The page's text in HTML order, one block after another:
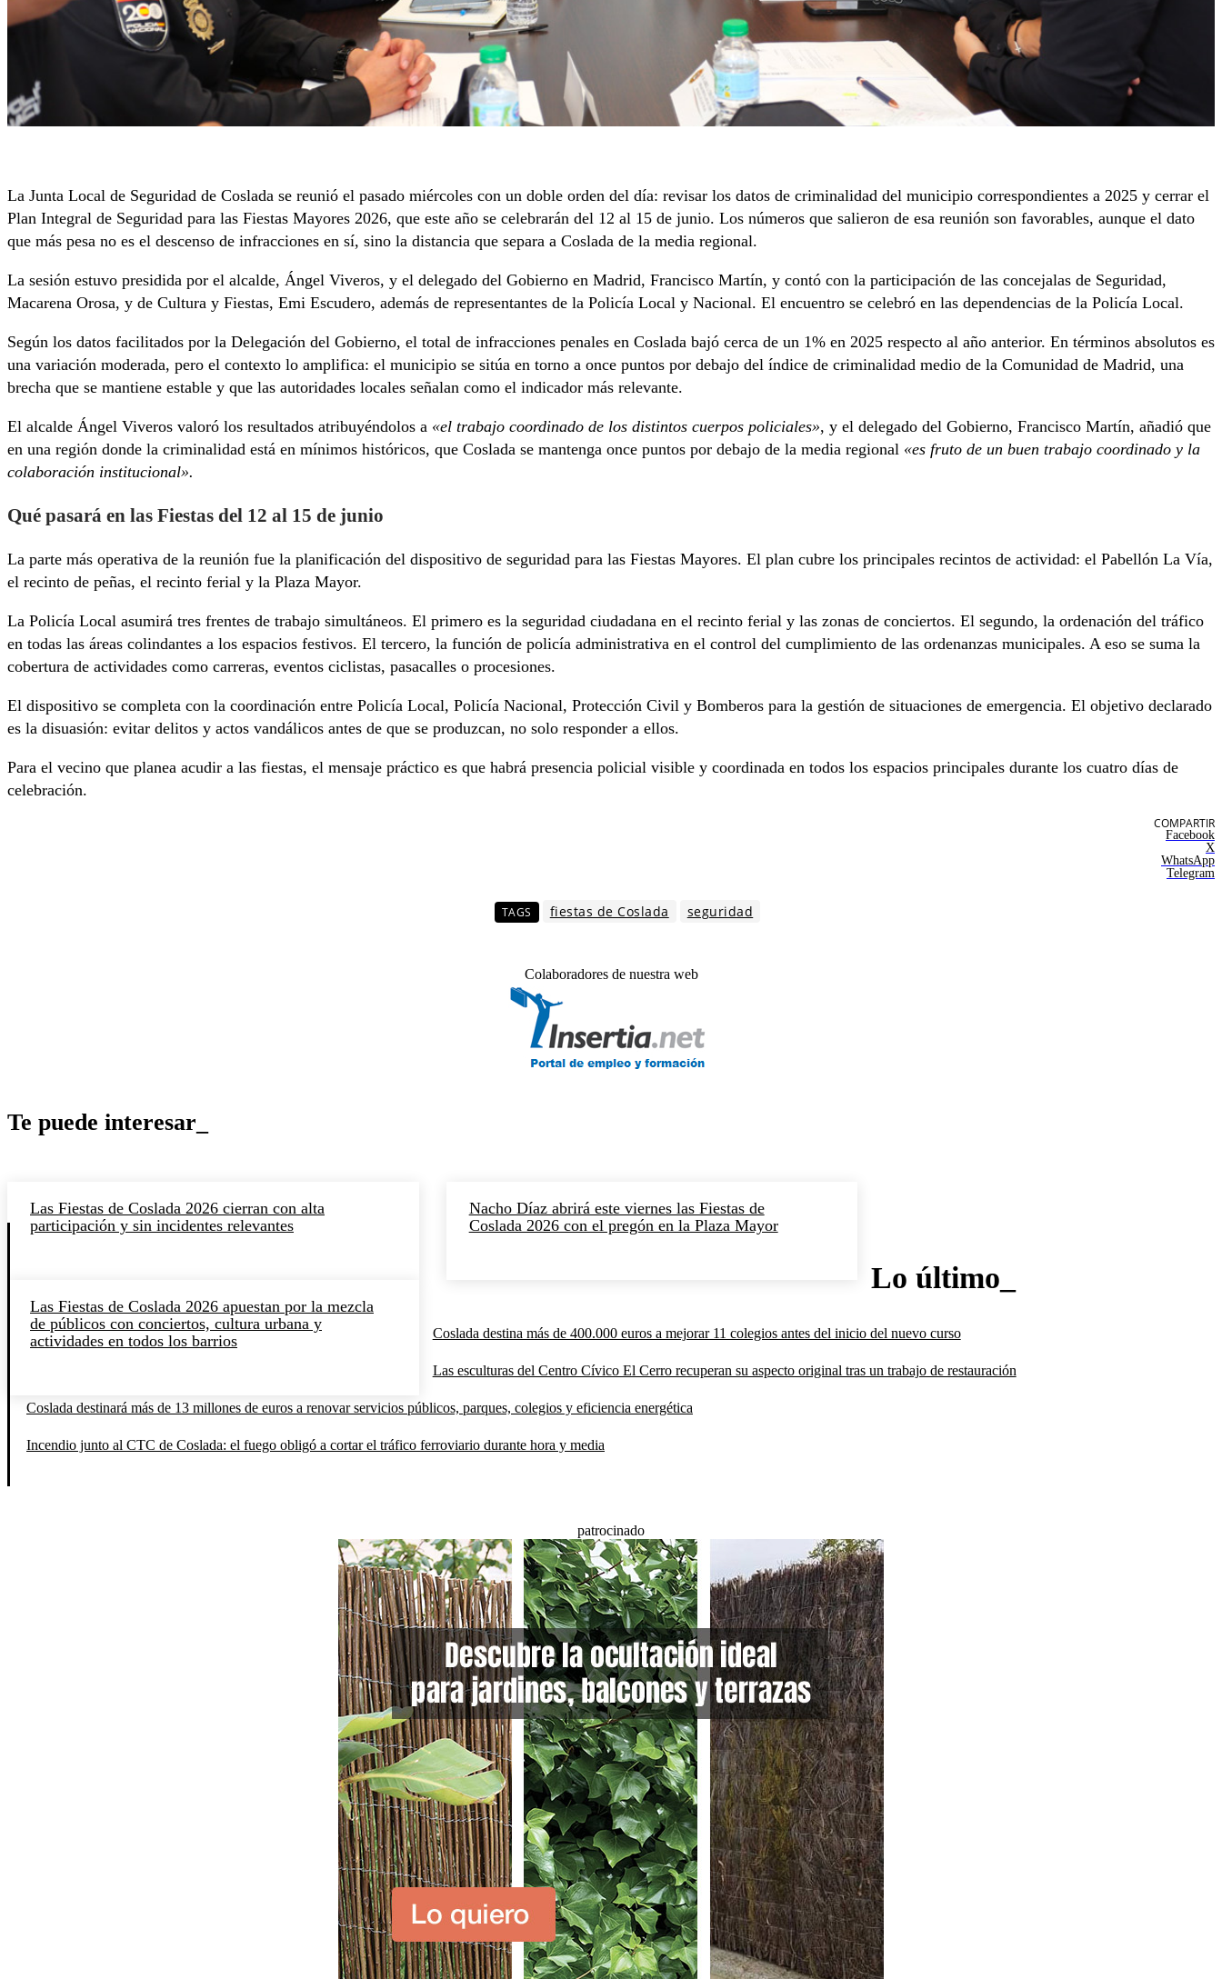
La Junta Local de Seguridad de Coslada se reunió el pasado miércoles con un doble orden del día: revisar los datos de criminalidad del municipio correspondientes a 2025 y cerrar el
Plan Integral de Seguridad para las Fiestas Mayores 2026, que este año se celebrarán del 12 al 15 de junio. Los números que salieron de esa reunión son favorables, aunque el dato
que más pesa no es el descenso de infracciones en sí, sino la distancia que separa a Coslada de la media regional.
La sesión estuvo presidida por el alcalde, Ángel Viveros, y el delegado del Gobierno en Madrid, Francisco Martín, y contó con la participación de las concejalas de Seguridad,
Macarena Orosa, y de Cultura y Fiestas, Emi Escudero, además de representantes de la Policía Local y Nacional. El encuentro se celebró en las dependencias de la Policía Local.
Según los datos facilitados por la Delegación del Gobierno, el total de infracciones penales en Coslada bajó cerca de un 1% en 2025 respecto al año anterior. En términos absolutos es
una variación moderada, pero el contexto lo amplifica: el municipio se sitúa en torno a once puntos por debajo del índice de criminalidad medio de la Comunidad de Madrid, una
brecha que se mantiene estable y que las autoridades locales señalan como el indicador más relevante.
El alcalde Ángel Viveros valoró los resultados atribuyéndolos a «el trabajo coordinado de los distintos cuerpos policiales», y el delegado del Gobierno, Francisco Martín, añadió que
en una región donde la criminalidad está en mínimos históricos, que Coslada se mantenga once puntos por debajo de la media regional «es fruto de un buen trabajo coordinado y la
colaboración institucional».
Qué pasará en las Fiestas del 12 al 15 de junio
La parte más operativa de la reunión fue la planificación del dispositivo de seguridad para las Fiestas Mayores. El plan cubre los principales recintos de actividad: el Pabellón La Vía,
el recinto de peñas, el recinto ferial y la Plaza Mayor.
La Policía Local asumirá tres frentes de trabajo simultáneos. El primero es la seguridad ciudadana en el recinto ferial y las zonas de conciertos. El segundo, la ordenación del tráfico
en todas las áreas colindantes a los espacios festivos. El tercero, la función de policía administrativa en el control del cumplimiento de las ordenanzas municipales. A eso se suma la
cobertura de actividades como carreras, eventos ciclistas, pasacalles o procesiones.
El dispositivo se completa con la coordinación entre Policía Local, Policía Nacional, Protección Civil y Bomberos para la gestión de situaciones de emergencia. El objetivo declarado
es la disuasión: evitar delitos y actos vandálicos antes de que se produzcan, no solo responder a ellos.
Para el vecino que planea acudir a las fiestas, el mensaje práctico es que habrá presencia policial visible y coordinada en todos los espacios principales durante los cuatro días de
celebración.
COMPARTIR
Facebook
X
WhatsApp
Telegram
TAGS fiestas de Coslada seguridad
Colaboradores de nuestra web
Te puede interesar_
Las Fiestas de Coslada 2026 cierran con alta
participación y sin incidentes relevantes
Nacho Díaz abrirá este viernes las Fiestas de
Coslada 2026 con el pregón en la Plaza Mayor
Las Fiestas de Coslada 2026 apuestan por la mezcla
de públicos con conciertos, cultura urbana y
actividades en todos los barrios
Lo último_
Coslada destina más de 400.000 euros a mejorar 11 colegios antes del inicio del nuevo curso
Las esculturas del Centro Cívico El Cerro recuperan su aspecto original tras un trabajo de restauración
Coslada destinará más de 13 millones de euros a renovar servicios públicos, parques, colegios y eficiencia energética
Incendio junto al CTC de Coslada: el fuego obligó a cortar el tráfico ferroviario durante hora y media
patrocinado